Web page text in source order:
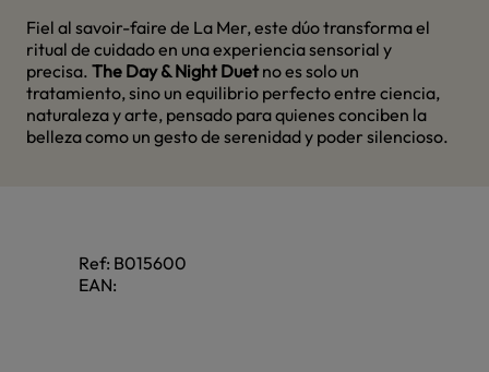
Fiel al savoir-faire de La Mer, este dúo transforma el
ritual de cuidado en una experiencia sensorial y
precisa. The Day & Night Duet no es solo un
tratamiento, sino un equilibrio perfecto entre ciencia,
naturaleza y arte, pensado para quienes conciben la
belleza como un gesto de serenidad y poder silencioso.
Ref: B015600
EAN: